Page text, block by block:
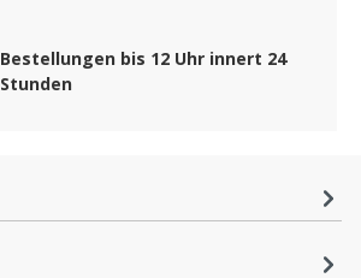
Bestellungen bis 12 Uhr innert 24
Stunden